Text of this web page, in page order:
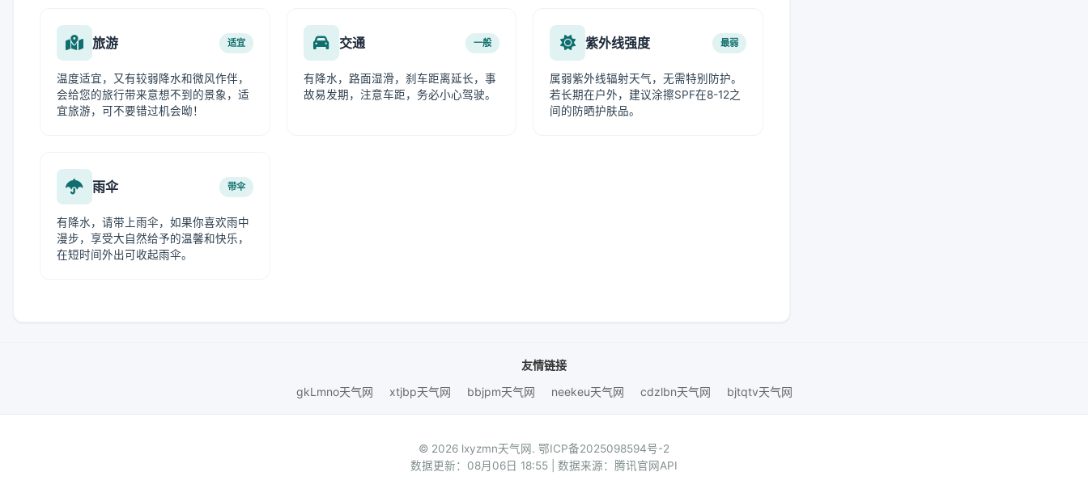
旅游 适宜
温度适宜，又有较弱降水和微风作伴，
会给您的旅行带来意想不到的景象，适
宜旅游，可不要错过机会呦！
交通 一般
有降水，路面湿滑，刹车距离延长，事
故易发期，注意车距，务必小心驾驶。
紫外线强度 最弱
属弱紫外线辐射天气，无需特别防护。
若长期在户外，建议涂擦SPF在8-12之
间的防晒护肤品。
雨伞 带伞
有降水，请带上雨伞，如果你喜欢雨中
漫步，享受大自然给予的温馨和快乐，
在短时间外出可收起雨伞。
友情链接
gkLmno天气网
xtjbp天气网 bbjpm天气网 neekeu天气网 cdzlbn天气网 bjtqtv天气网
© 2026 lxyzmn天气网. 鄂ICP备2025098594号-2
数据更新：08月06日 18:55 | 数据来源：腾讯官网API